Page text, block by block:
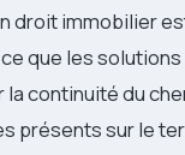
droit immobilier
que les
continuité du
présents sur le